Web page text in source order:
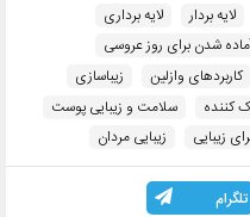
لایه بردار
لایه برداری
شدن برای روز عروسی
کاربردهای وازلین
زیباسازی
کننده
سلامت و زیبایی پوست
زیبایی زیبایی مردان
تلگرام